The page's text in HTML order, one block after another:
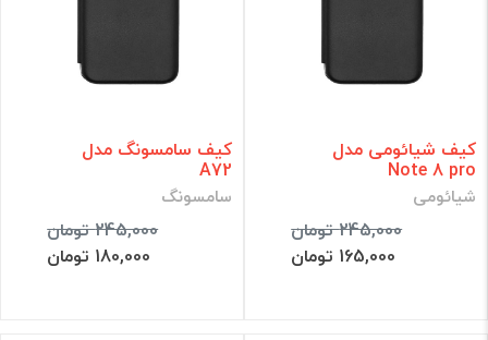
کیف شیائومی مدل
Note 8 pro
شیائومی
245,000 تومان
165,000 تومان
کیف سامسونگ مدل
A72
سامسونگ
245,000 تومان
180,000 تومان